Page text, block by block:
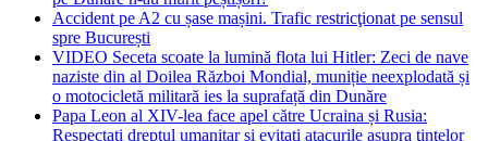
Accident pe A2 cu șase mașini. Trafic restricţionat pe sensul
spre București
VIDEO Seceta scoate la lumină flota lui Hitler: Zeci de nave
naziste din al Doilea Război Mondial, muniție neexplodată și
o motocicletă militară ies la suprafață din Dunăre
Papa Leon al XIV-lea face apel către Ucraina și Rusia:
Respectați dreptul umanitar şi evitați atacurile asupra ţintelor